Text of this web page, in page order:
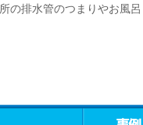
の排水管のつまりやお風